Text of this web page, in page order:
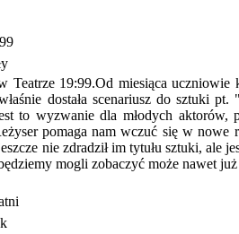
Teatrze 19:99.Od miesiąca
dostała scenariusz do sztuki
to wyzwanie dla młodych
pomaga nam wczuć się w
nie zdradził im tytułu sztuki, ale
mogli zobaczyć może nawet